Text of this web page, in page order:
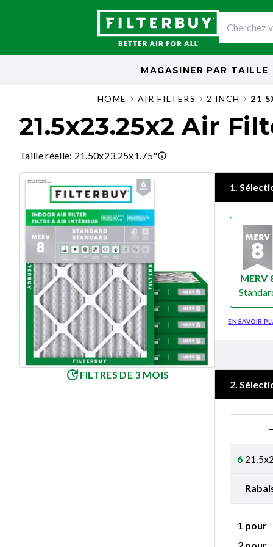
MAGASINER PAR TAILLE
HOME AIR FILTERS 2 INCH 21
21.5x23.25x2 Air
Taille réelle: 21.50x23.25x1.75"
FILTRES DE 3 MOIS
1.
MERV
EN SAVOIR
2.
−
6
1 pour